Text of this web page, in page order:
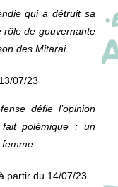
qui a détruit sa
rôle de gouvernante
des Mitarai.
07/23
défie l’opinion
polémique : un
partir du 14/07/23